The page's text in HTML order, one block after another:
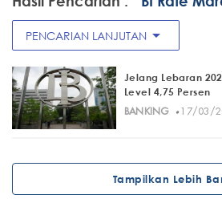
PENCARIAN LANJUTAN arrow_drop_down
Jelang Lebaran
Level 4,75 Persen
BANKING· 17/03/
Tampilkan Lebih